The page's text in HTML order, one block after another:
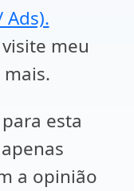
Ads).
meu
esta
a opinião